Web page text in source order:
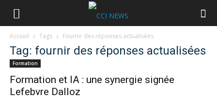
Accueil Tags Fournir des réponses actualisées
Tag: fournir des réponses actualisées
Formation
Formation et IA : une synergie signée
Lefebvre Dalloz